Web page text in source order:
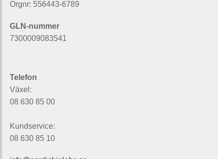
Orgnr: 556443-6789
GLN-nummer
7300009083541
Telefon
Växel:
08 630 85 00
Kundservice:
08 630 85 10